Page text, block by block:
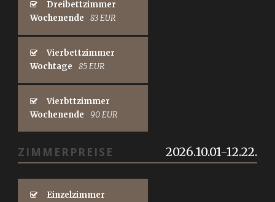
Dreibettzimmer
Wochenende
83 EUR
Vierbettzimmer
Wochtage
85 EUR
Vierbttzimmer
Wochenende
90 EUR
ZIMMERPREISE 2026.10.01-12.22.
Einzelzimmer